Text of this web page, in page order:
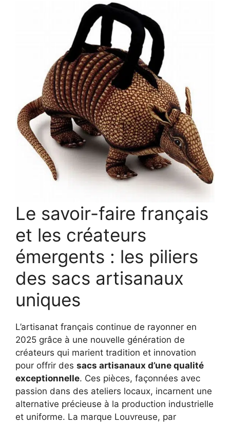
Le savoir-faire français
et les créateurs
émergents : les piliers
des sacs artisanaux
uniques
L’artisanat français continue de rayonner en
2025 grâce à une nouvelle génération de
créateurs qui marient tradition et innovation
pour offrir des sacs artisanaux d’une qualité
exceptionnelle. Ces pièces, façonnées avec
passion dans des ateliers locaux, incarnent une
alternative précieuse à la production industrielle
et uniforme. La marque Louvreuse, par